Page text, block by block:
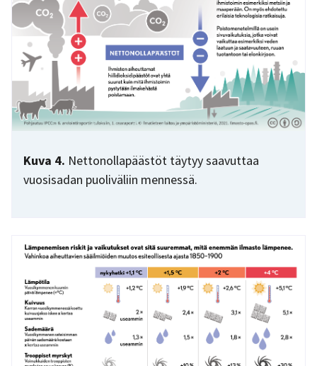
Kuva 4. Nettonollapäästöt täytyy saavuttaa
vuosisadan puoliväliin mennessä.